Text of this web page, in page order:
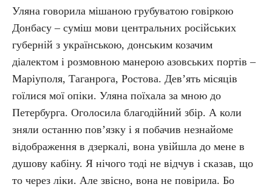
Уляна говорила мішаною грубуватою говіркою
Донбасу – суміш мови центральних російських
губерній з українською, донським козачим
діалектом і розмовною манерою азовських портів –
Маріуполя, Таганрога, Ростова. Дев’ять місяців
гоїлися мої опіки. Уляна поїхала за мною до
Петербурга. Оголосила благодійний збір. А коли
зняли останню пов’язку і я побачив незнайоме
відображення в дзеркалі, вона увійшла до мене в
душову кабіну. Я нічого тоді не відчув і сказав, що
то через ліки. Але звісно, вона не повірила. Бо